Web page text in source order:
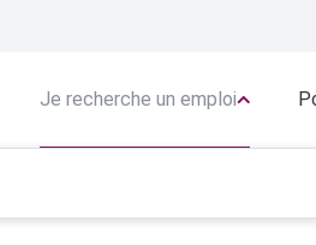
Je recherche un emploi